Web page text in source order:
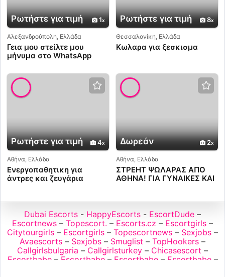
Ρωτήστε για τιμή 1
Αλεξανδρούπολη, Ελλάδα
Γεια μου στείλτε μου
μήνυμα στο WhatsApp
Ρωτήστε για τιμή 8
Θεσσαλονίκη, Ελλάδα
Κωλαρα για ξεσκισμα
Ρωτήστε για τιμή 4
Αθήνα, Ελλάδα
Ενεργοπαθητικη για
άντρες και ζευγάρια
Δωρεάν 2
Αθήνα, Ελλάδα
ΣΤΡΕΗΤ ΨΩΛΑΡΑΣ ΑΠΟ
ΑΘΗΝΑ! ΓΙΑ ΓΥΝΑΙΚΕΣ ΚΑΙ
Dubai Escorts - HappyEscorts - EscortDude –
Escortnews – Topescort. – Escorts.cz – Escortgirls –
Citytourgirls – Escortgirls – Topescortnews – Sexjobs –
Avaescorts – Sexjobs – Smuglist – TopHookers –
Callgirlsbulgaria – Callgirlsturkey – Chicasescort –
Escortbabe– Escortbabe– Escortbabe– Escortbabe–